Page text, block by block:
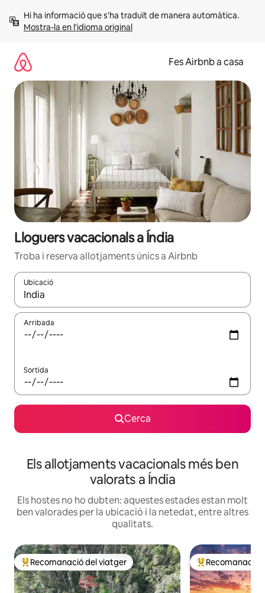
Mostra-la en l'idioma original
Fes Airbnb a casa
Lloguers vacacionals a Índia
Troba i reserva allotjaments únics a Airbnb
Ubicació
Quan els resultats estiguin disponibles, podràs navegar-hi a
Arribada
Sortida
Cerca
Els allotjaments vacacionals més ben
valorats a Índia
Els hostes no ho dubten: aquestes estades estan molt
ben valorades per la ubicació i la netedat, entre altres
qualitats.
Principals recomanacions dels viatgers
Recomanació del viatger Principals
Recomanació